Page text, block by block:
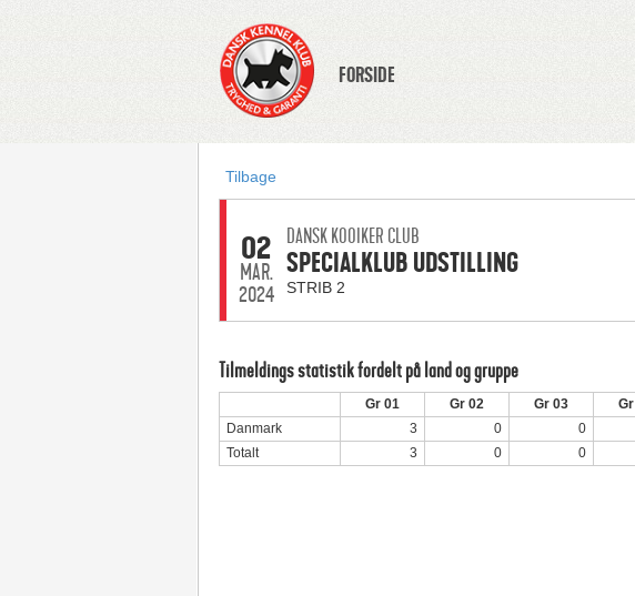
FORSIDE
Tilbage
02
MAR.
2024
DANSK KOOIKER CLUB
SPECIALKLUB UDSTILLING
STRIB 2
Tilmeldings statistik fordelt på land og gruppe
Gr 01 Gr 02 Gr 03
Danmark
3 0 0
Totalt
3 0 0